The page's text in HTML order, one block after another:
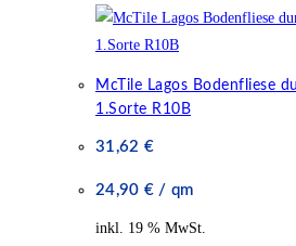
McTile Lagos Bodenfliese
1.Sorte R10B
31,62 €
24,90 € /qm
inkl. 19 % MwSt.